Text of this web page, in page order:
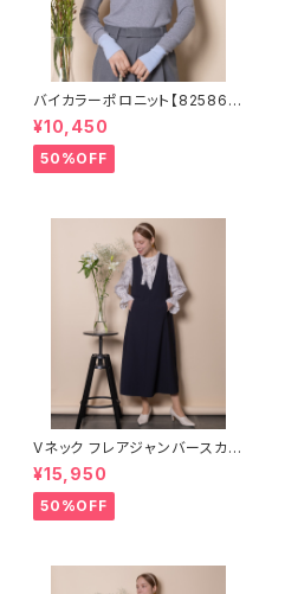
バイカラーポロニット【825860
5】
¥10,450
50%OFF
Vネック フレアジャンバースカー
ト【5665001】
¥15,950
50%OFF